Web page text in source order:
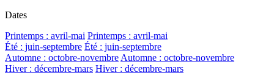
Dates
Printemps : avril-mai Printemps : avril-mai
Été : juin-septembre Été : juin-septembre
Automne : octobre-novembre Automne : octobre-novembre
Hiver : décembre-mars Hiver : décembre-mars